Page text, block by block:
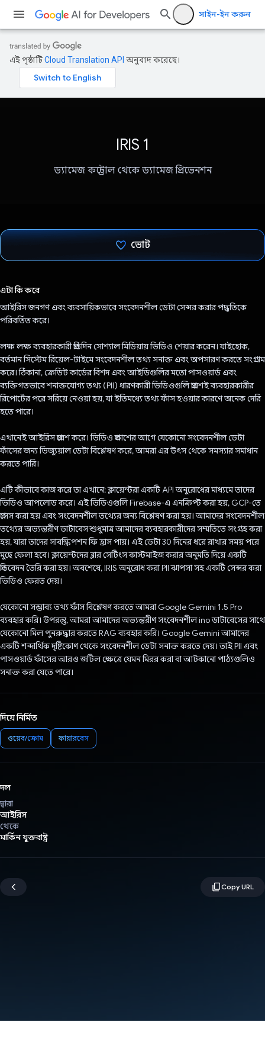
সাইন-ইন করুন
এই পৃষ্ঠাটিCloud Translation API অনুবাদ করেছে।
IRIS 1
ড্যামেজ কন্ট্রোল থেকে ড্যামেজ প্রিভেনশন
ভোট
এটা কি করে
আইরিস জনগণ এবং ব্যবসায়িকভাবে সংবেদনশীল ডেটা সেন্সর করার পদ্ধতিকে
পরিবর্তিত করে।
লক্ষ লক্ষ ব্যবহারকারী প্রতিদিন সোশ্যাল মিডিয়ায় ভিডিও শেয়ার করেন। যাইহোক,
বর্তমান সিস্টেম রিয়েল-টাইমে সংবেদনশীল তথ্য সনাক্ত এবং অপসারণ করতে সংগ্রাম
করে। ঠিকানা, ক্রেডিট কার্ডের বিশদ এবং আইডিগুলির মতো পাসওয়ার্ড এবং
ব্যক্তিগতভাবে শনাক্তযোগ্য তথ্য (PII) ধারণকারী ভিডিওগুলি প্রায়শই ব্যবহারকারীর
রিপোর্টের পরে সরিয়ে নেওয়া হয়, যা ইতিমধ্যে তথ্য ফাঁস হওয়ার কারণে অনেক দেরি
হতে পারে।
এখানেই আইরিস প্রবেশ করে। ভিডিও প্রকাশের আগে যেকোনো সংবেদনশীল ডেটা
ফাঁসের জন্য ভিজ্যুয়াল ডেটা বিশ্লেষণ করে, আমরা এর উৎস থেকে সমস্যার সমাধান
করতে পারি।
এটি কীভাবে কাজ করে তা এখানে: ক্লায়েন্টরা একটি API অনুরোধের মাধ্যমে তাদের
ভিডিও আপলোড করে। এই ভিডিওগুলি Firebase-এ এনক্রিপ্ট করা হয়, GCP-তে
প্রসেস করা হয় এবং সংবেদনশীল তথ্যের জন্য বিশ্লেষণ করা হয়। আমাদের সংবেদনশীল
তথ্যের অভ্যন্তরীণ ডাটাবেস শুধুমাত্র আমাদের ব্যবহারকারীদের সম্মতিতে সংগ্রহ করা
হয়, যারা তাদের সাবস্ক্রিপশন ফি হ্রাস পায়। এই ডেটা 30 দিনের ধরে রাখার সময় পরে
মুছে ফেলা হবে। ক্লায়েন্টদের ব্লার সেটিংস কাস্টমাইজ করার অনুমতি দিয়ে একটি
প্রতিবেদন তৈরি করা হয়। অবশেষে, IRIS অনুরোধ করা PII ঝাপসা সহ একটি সেন্সর করা
ভিডিও ফেরত দেয়।
যেকোনো সম্ভাব্য তথ্য ফাঁস বিশ্লেষণ করতে আমরা Google Gemini 1.5 Pro
ব্যবহার করি। উপরন্তু, আমরা আমাদের অভ্যন্তরীণ সংবেদনশীল ino ডাটাবেসের সাথে
যেকোনো মিল পুনরুদ্ধার করতে RAG ব্যবহার করি। Google Gemini আমাদের
একটি শব্দার্থিক দৃষ্টিকোণ থেকে সংবেদনশীল ডেটা সনাক্ত করতে দেয়। তাই PII এবং
পাসওয়ার্ড ফাঁসের আরও জটিল ক্ষেত্রে যেমন মিরর করা বা আটকানো পাঠ্যগুলিও
সনাক্ত করা যেতে পারে।
দিয়ে নির্মিত
ওয়েব/ক্রোম ফায়ারবেস
দল
দ্বারা
আইরিস
থেকে
মার্কিন যুক্তরাষ্ট্র